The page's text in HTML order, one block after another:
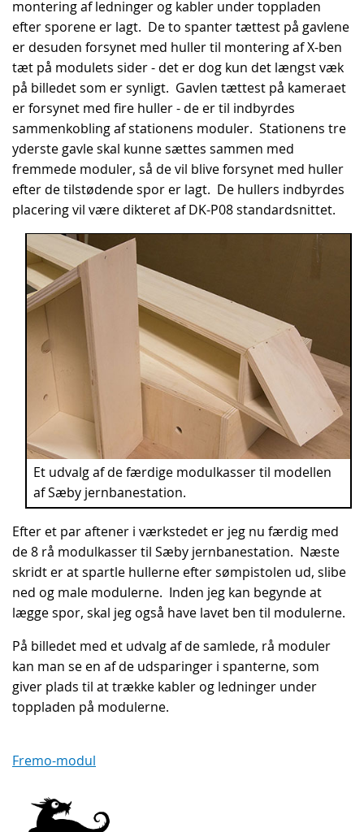
montering af ledninger og kabler under toppladen
efter sporene er lagt. De to spanter tættest på gavlene
er desuden forsynet med huller til montering af X-ben
tæt på modulets sider - det er dog kun det længst væk
på billedet som er synligt. Gavlen tættest på kameraet
er forsynet med fire huller - de er til indbyrdes
sammenkobling af stationens moduler. Stationens tre
yderste gavle skal kunne sættes sammen med
fremmede moduler, så de vil blive forsynet med huller
efter de tilstødende spor er lagt. De hullers indbyrdes
placering vil være dikteret af DK-P08 standardsnittet.
Et udvalg af de færdige modulkasser til modellen
af Sæby jernbanestation.
Efter et par aftener i værkstedet er jeg nu færdig med
de 8 rå modulkasser til Sæby jernbanestation. Næste
skridt er at spartle hullerne efter sømpistolen ud, slibe
ned og male modulerne. Inden jeg kan begynde at
lægge spor, skal jeg også have lavet ben til modulerne.
På billedet med et udvalg af de samlede, rå moduler
kan man se en af de udsparinger i spanterne, som
giver plads til at trække kabler og ledninger under
toppladen på modulerne.
Fremo-modul